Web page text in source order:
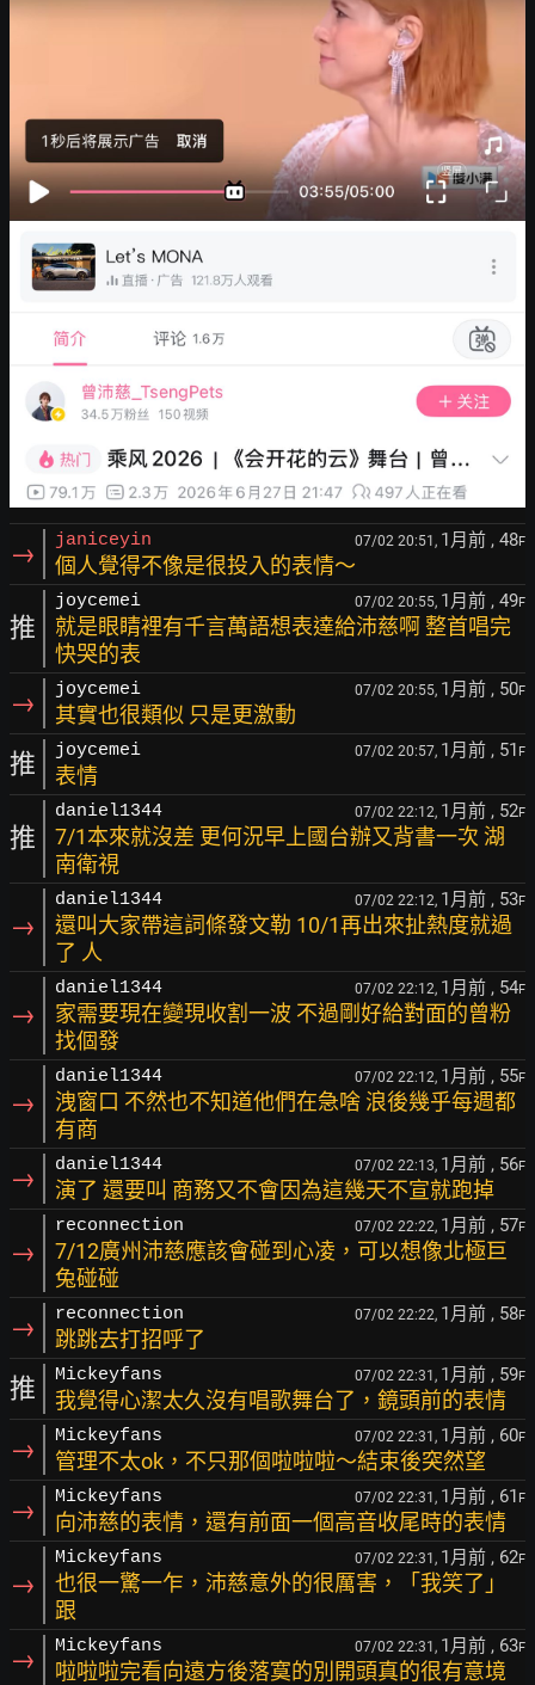
→ janiceyin 07/02 20:51, 1月前 , 48F
個人覺得不像是很投入的表情～
推
joycemei 07/02 20:55, 1月前 , 49F
就是眼睛裡有千言萬語想表達給沛慈啊 整首唱完
快哭的表
→ joycemei 07/02 20:55, 1月前 , 50F
其實也很類似 只是更激動
推 joycemei 07/02 20:57, 1月前 , 51 F
表情
推
daniel1344 07/02 22:12, 1月前 , 52F
7/1本來就沒差 更何況早上國台辦又背書一次 湖
南衛視
→
daniel1344 07/02 22:12, 1月前 , 53F
還叫大家帶這詞條發文勒 10/1再出來扯熱度就過
了 人
→
daniel1344 07/02 22:12, 1月前 , 54F
家需要現在變現收割一波 不過剛好給對面的曾粉
找個發
→
daniel1344 07/02 22:12, 1月前 , 55F
洩窗口 不然也不知道他們在急啥 浪後幾乎每週都
有商
→ daniel1344 07/02 22:13, 1月前 , 56F
演了 還要叫 商務又不會因為這幾天不宣就跑掉
→
reconnection 07/02 22:22, 1月前 , 57F
7/12廣州沛慈應該會碰到心凌，可以想像北極巨
兔碰碰
→ reconnection 07/02 22:22, 1月前 , 58F
跳跳去打招呼了
推 Mickeyfans 07/02 22:31, 1月前 , 59F
我覺得心潔太久沒有唱歌舞台了，鏡頭前的表情
→ Mickeyfans 07/02 22:31, 1月前 , 60F
管理不太ok，不只那個啦啦啦～結束後突然望
→ Mickeyfans 07/02 22:31, 1月前 , 61 F
向沛慈的表情，還有前面一個高音收尾時的表情
→
Mickeyfans 07/02 22:31, 1月前 , 62F
也很一驚一乍，沛慈意外的很厲害，「我笑了」
跟
→ Mickeyfans 07/02 22:31, 1月前 , 63F
啦啦啦完看向遠方後落寞的別開頭真的很有意境